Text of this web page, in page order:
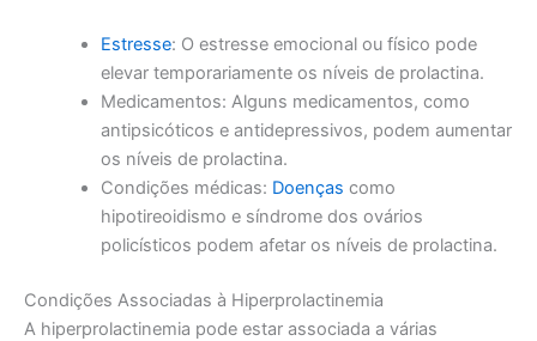
Estresse: O estresse emocional ou físico pode
elevar temporariamente os níveis de prolactina.
Medicamentos: Alguns medicamentos, como
antipsicóticos e antidepressivos, podem aumentar
os níveis de prolactina.
Condições médicas: Doenças como
hipotireoidismo e síndrome dos ovários
policísticos podem afetar os níveis de prolactina.
Condições Associadas à Hiperprolactinemia
A hiperprolactinemia pode estar associada a várias